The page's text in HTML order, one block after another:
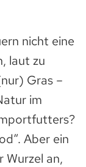
nicht eine
laut zu
Gras –
im
Aber ein
Wurzel an,